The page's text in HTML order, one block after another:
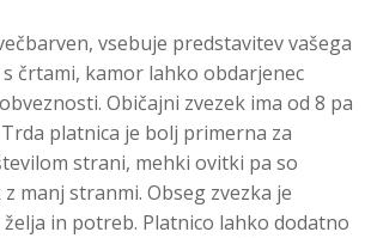
vsebuje predstavitev vašega
črtami, kamor lahko obdarjenec
Običajni zvezek ima od 8 pa
platnica je bolj primerna za
strani, mehki ovitki pa so
manj stranmi. Obseg zvezka je
in potreb. Platnico lahko dodatno